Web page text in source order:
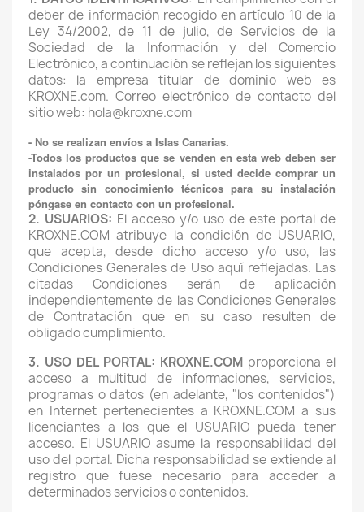
deber de información recogido en artículo 10 de la
Ley 34/2002, de 11 de julio, de Servicios de la
Sociedad de la Información y del Comercio
Electrónico, a continuación se reflejan los siguientes
datos: la empresa titular de dominio web es
KROXNE.com. Correo electrónico de contacto del
sitio web: hola@kroxne.com
- No se realizan envíos a Islas Canarias.
-Todos los productos que se venden en esta web deben ser
instalados por un profesional, si usted decide comprar un
producto sin conocimiento técnicos para su instalación
póngase en contacto con un profesional.
2. USUARIOS: El acceso y/o uso de este portal de
KROXNE.COM atribuye la condición de USUARIO,
que acepta, desde dicho acceso y/o uso, las
Condiciones Generales de Uso aquí reflejadas. Las
citadas Condiciones serán de aplicación
independientemente de las Condiciones Generales
de Contratación que en su caso resulten de
obligado cumplimiento.
3. USO DEL PORTAL: KROXNE.COM proporciona el
acceso a multitud de informaciones, servicios,
programas o datos (en adelante, "los contenidos")
en Internet pertenecientes a KROXNE.COM a sus
licenciantes a los que el USUARIO pueda tener
acceso. El USUARIO asume la responsabilidad del
uso del portal. Dicha responsabilidad se extiende al
registro que fuese necesario para acceder a
determinados servicios o contenidos.